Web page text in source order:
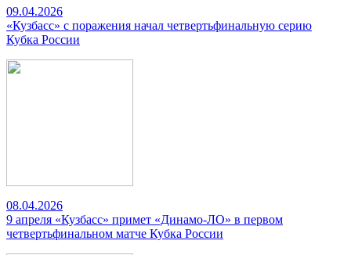
09.04.2026
«Кузбасс» с поражения начал четвертьфинальную серию
Кубка России
08.04.2026
9 апреля «Кузбасс» примет «Динамо-ЛО» в первом
четвертьфинальном матче Кубка России